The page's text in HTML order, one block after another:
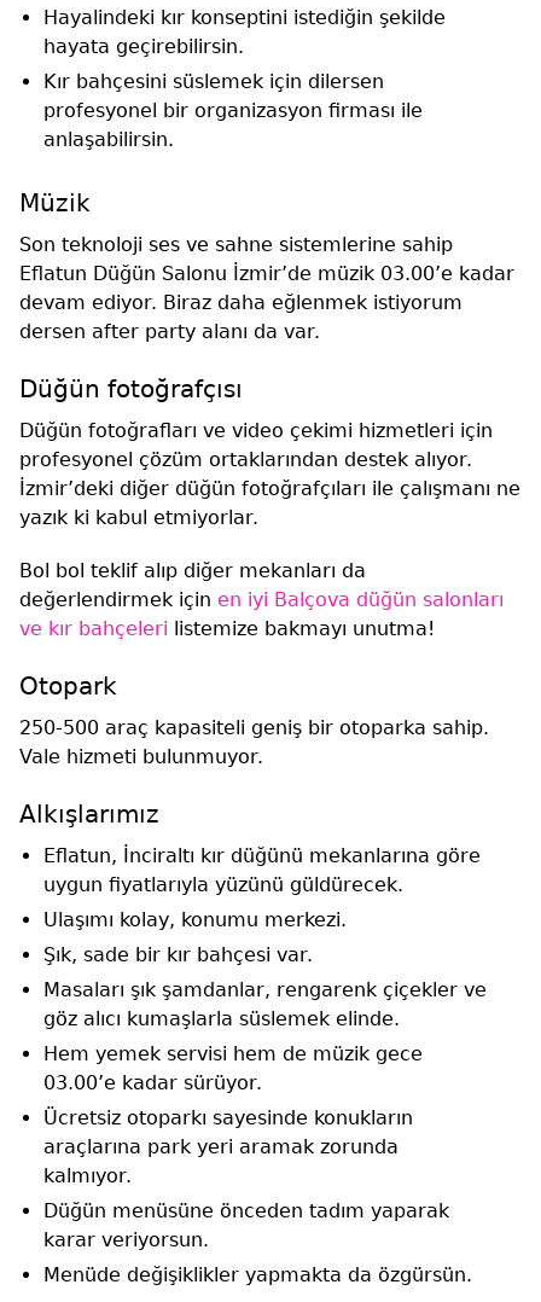
Hayalindeki kır konseptini istediğin şekilde
hayata geçirebilirsin.
Kır bahçesini süslemek için dilersen
profesyonel bir organizasyon firması ile
anlaşabilirsin.
Müzik
Son teknoloji ses ve sahne sistemlerine sahip
Eflatun Düğün Salonu İzmir’de müzik 03.00’e kadar
devam ediyor. Biraz daha eğlenmek istiyorum
dersen after party alanı da var.
Düğün fotoğrafçısı
Düğün fotoğrafları ve video çekimi hizmetleri için
profesyonel çözüm ortaklarından destek alıyor.
İzmir’deki diğer düğün fotoğrafçıları ile çalışmanı ne
yazık ki kabul etmiyorlar.
Bol bol teklif alıp diğer mekanları da
değerlendirmek için en iyi Balçova düğün salonları
ve kır bahçeleri listemize bakmayı unutma!
Otopark
250-500 araç kapasiteli geniş bir otoparka sahip.
Vale hizmeti bulunmuyor.
Alkışlarımız
Eflatun, İnciraltı kır düğünü mekanlarına göre
uygun fiyatlarıyla yüzünü güldürecek.
Ulaşımı kolay, konumu merkezi.
Şık, sade bir kır bahçesi var.
Masaları şık şamdanlar, rengarenk çiçekler ve
göz alıcı kumaşlarla süslemek elinde.
Hem yemek servisi hem de müzik gece
03.00’e kadar sürüyor.
Ücretsiz otoparkı sayesinde konukların
araçlarına park yeri aramak zorunda
kalmıyor.
Düğün menüsüne önceden tadım yaparak
karar veriyorsun.
Menüde değişiklikler yapmakta da özgürsün.